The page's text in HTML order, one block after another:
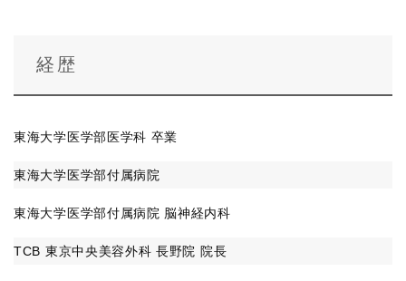
経歴
東海大学医学部医学科 卒業
東海大学医学部付属病院
東海大学医学部付属病院 脳神経内科
TCB 東京中央美容外科 長野院 院長